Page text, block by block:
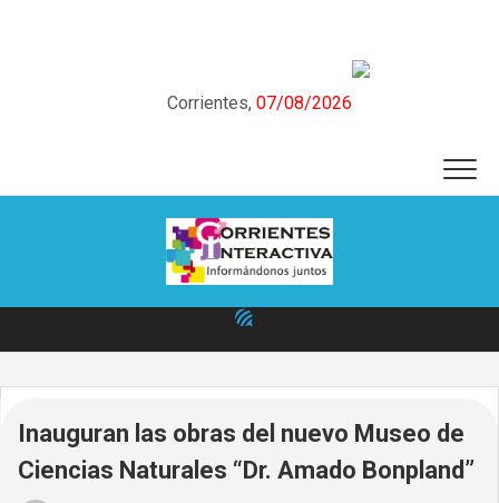
Corrientes, 07/08/2026
Inauguran las obras del nuevo Museo de
Ciencias Naturales “Dr. Amado Bonpland”